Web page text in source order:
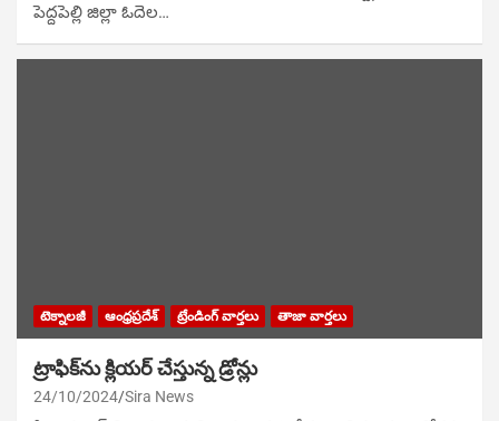
పెద్దపెల్లి జిల్లా ఓదెల…
టెక్నాలజీ ఆంధ్రప్రదేశ్ ట్రేండింగ్ వార్తలు తాజా వార్తలు
ట్రాఫిక్‌ను క్లియర్ చేస్తున్న డ్రోన్లు
24/10/2024 Sira News